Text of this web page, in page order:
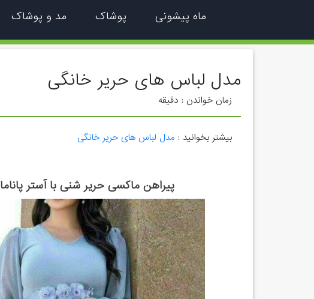
ماه پیشونی پوشاک مد و پوشاک
مدل لباس های حریر خانگی
زمان خواندن : دقیقه
بیشتر بخوانید : مدل لباس های حریر خانگی
پیراهن ماکسی حریر شنی با آستر